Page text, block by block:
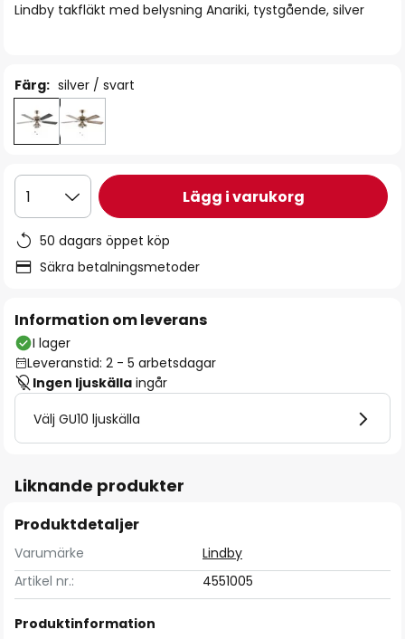
Lindby takfläkt med belysning Anariki, tystgående, silver
Färg: silver / svart
1 Lägg i varukorg
50 dagars öppet köp
Säkra betalningsmetoder
Information om leverans
I lager
Leveranstid: 2 - 5 arbetsdagar
Ingen ljuskälla ingår
Välj GU10 ljuskälla
Liknande produkter
Produktdetaljer
Varumärke
Lindby
Artikel nr.:
4551005
Produktinformation